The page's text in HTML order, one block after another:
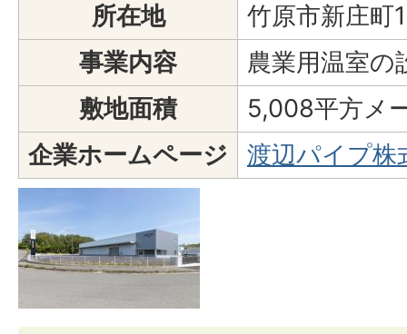
所在地
竹原市新庄町
事業内容
農業用温室の
敷地面積
5,008平方メ
企業ホームページ
渡辺パイプ株